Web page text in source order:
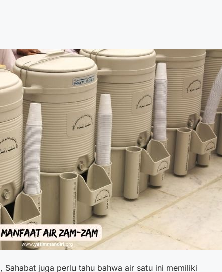
, Sahabat juga perlu tahu bahwa air satu ini memiliki